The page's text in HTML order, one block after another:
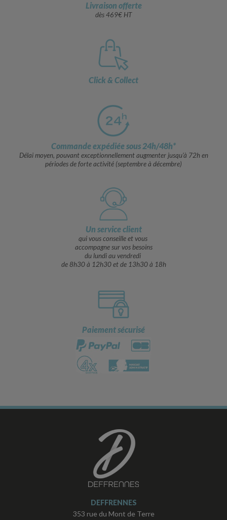
Livraison offerte
dès 469€ HT
Click & Collect
Commande expédiée sous 24h/48h*
Délai moyen, pouvant exceptionnellement augmenter jusqu’à 72h en
périodes de forte activité (septembre à décembre)
Un service client
qui vous conseille et vous
accompagne sur vos besoins
du lundi au vendredi
de 8h30 à 12h30 et de 13h30 à 18h
Paiement sécurisé
DEFFRENNES
353 rue du Mont de Terre